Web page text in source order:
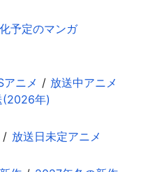
予定のマンガ
アニメ
放送中アニメ
(2026年)
放送日未定アニメ